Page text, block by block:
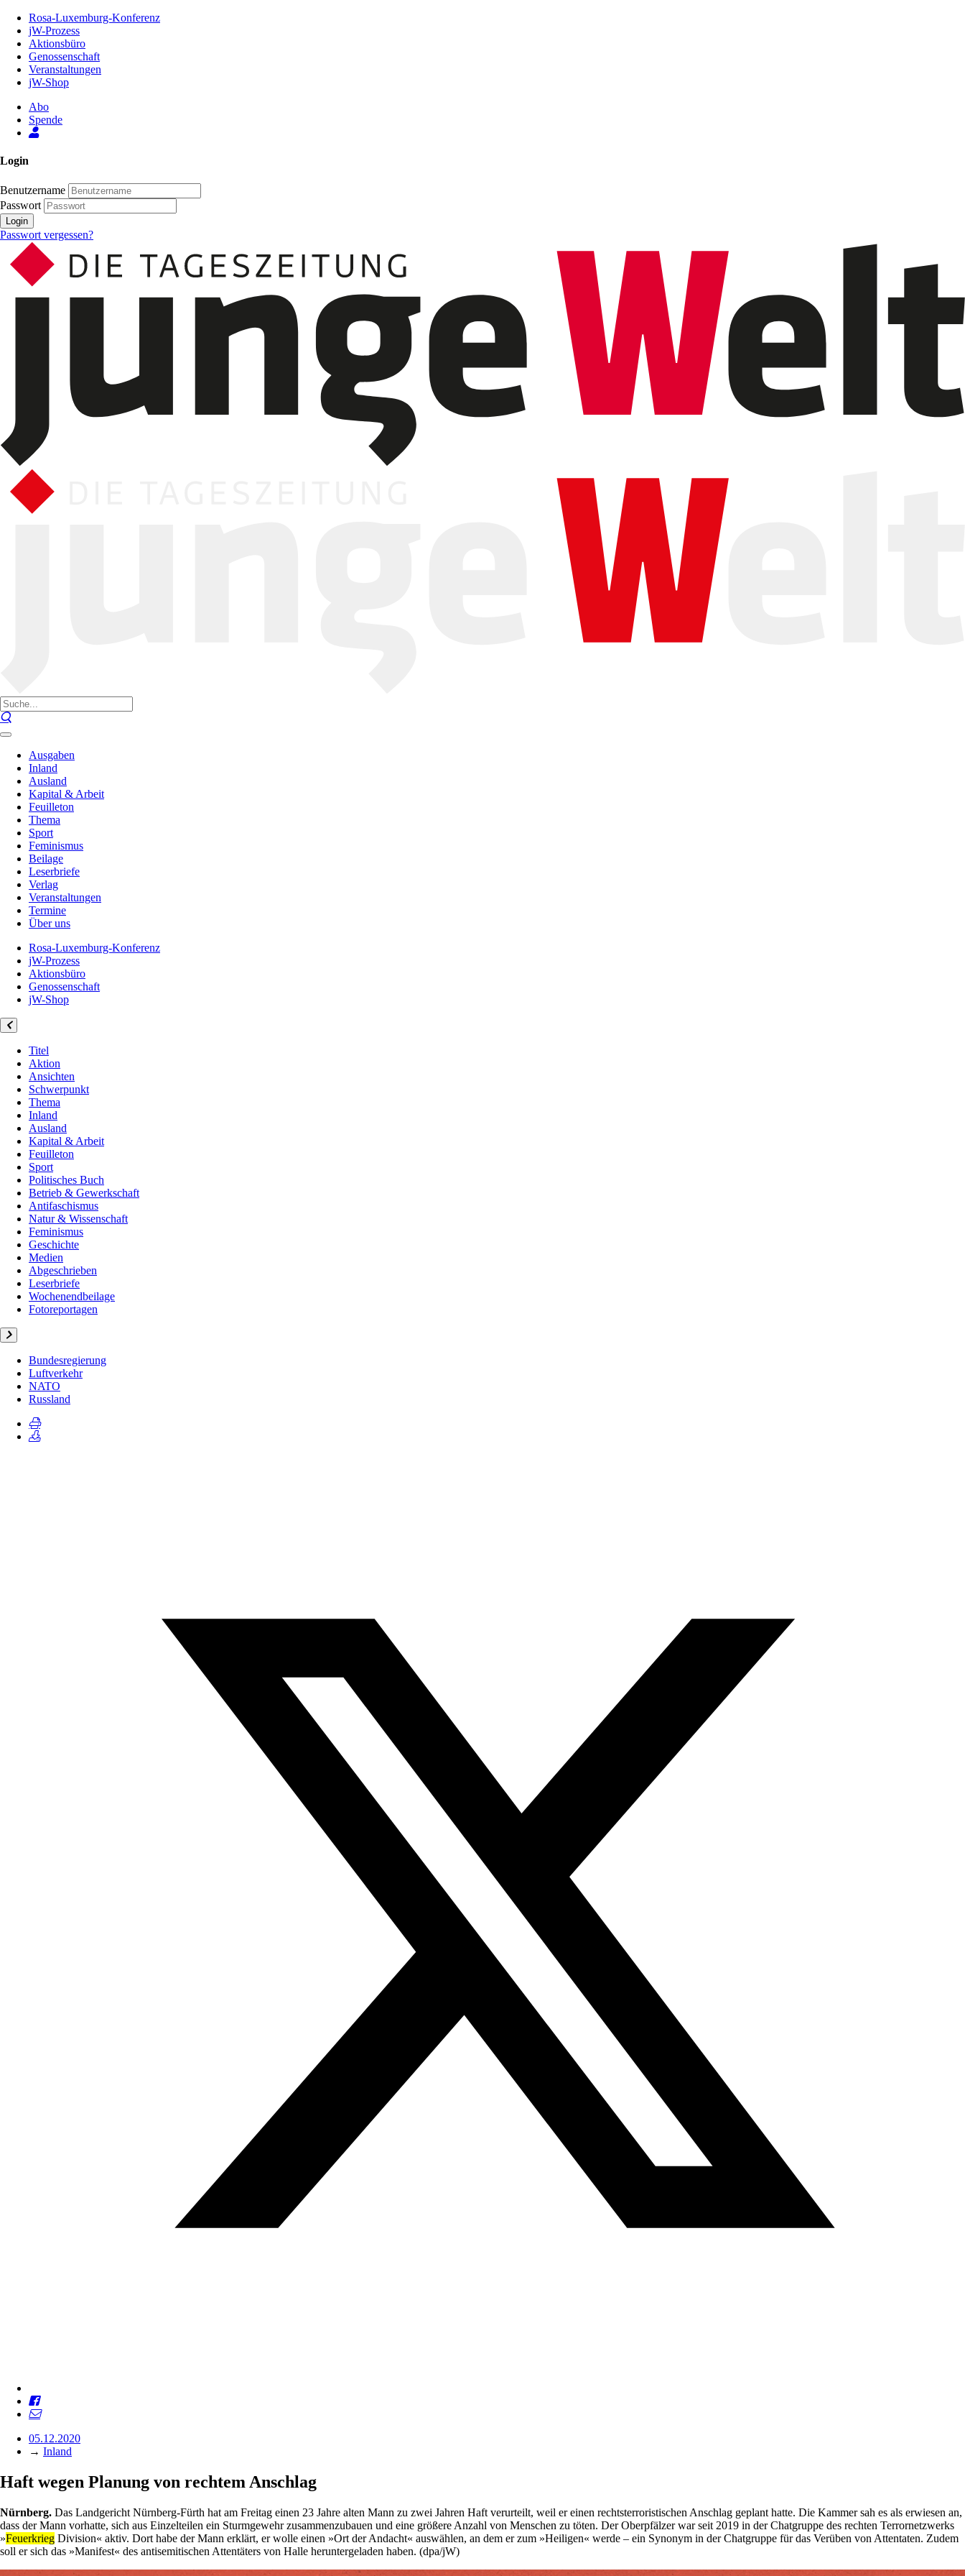
Inhalt
Seite
Rosa-Luxemburg-Konferenz
jW-Prozess
Aktionsbüro
Genossenschaft
Veranstaltungen
jW-Shop
Abo
Spende
Login
Benutzername
Passwort
Login
Passwort vergessen?
Ausgaben
Inland
Ausland
Kapital & Arbeit
Feuilleton
Thema
Sport
Feminismus
Beilage
Leserbriefe
Verlag
Veranstaltungen
Termine
Über uns
Rosa-Luxemburg-Konferenz
jW-Prozess
Aktionsbüro
Genossenschaft
jW-Shop
Titel
Aktion
Ansichten
Schwerpunkt
Thema
Inland
Ausland
Kapital & Arbeit
Feuilleton
Sport
Politisches Buch
Betrieb & Gewerkschaft
Antifaschismus
Natur & Wissenschaft
Feminismus
Geschichte
Medien
Abgeschrieben
Leserbriefe
Wochenendbeilage
Fotoreportagen
Bundesregierung
Luftverkehr
NATO
Russland
05.12.2020
→ Inland
Haft wegen Planung von rechtem Anschlag
Nürnberg. Das Landgericht Nürnberg-Fürth hat am Freitag einen 23 Jahre alten Mann zu zwei Jahren Haft verurteilt, weil er einen rechtsterroristischen Anschlag geplant hatte. Die Kammer sah es als erwiesen an,
dass der Mann vorhatte, sich aus Einzelteilen ein Sturmgewehr zusammenzubauen und eine größere Anzahl von Menschen zu töten. Der Oberpfälzer war seit 2019 in der Chatgruppe des rechten Terrornetzwerks
»Feuerkrieg Division« aktiv. Dort habe der Mann erklärt, er wolle einen »Ort der Andacht« auswählen, an dem er zum »Heiligen« werde – ein Synonym in der Chatgruppe für das Verüben von Attentaten. Zudem
soll er sich das »Manifest« des antisemitischen Attentäters von Halle heruntergeladen haben. (dpa/jW)